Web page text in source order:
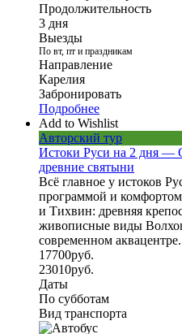
Продолжительность
3 дня
Выезды
По вт, пт и праздникам
Направление
Карелия
Забронировать
Подробнее
Add to Wishlist
Авторский тур
Истоки Руси на 2 дня —
древние святыни
Всё главное у истоков
программой и
и Тихвин: древняя
живописные виды
современном аквацентре.
17700руб.
23010руб.
Даты
По субботам
Вид транспорта